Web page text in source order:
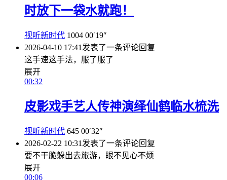
时放下一袋水就跑！
视听新时代 1004 00′19″
2026-04-10 17:41 发表了一条评论回复
这手速这手法，服了服了
展开
00:32
皮影戏手艺人传神演绎仙鹤临水梳洗
视听新时代 645 00′32″
2026-02-22 10:31 发表了一条评论回复
要不干脆躲出去旅游，眼不见心不烦
展开
00:06